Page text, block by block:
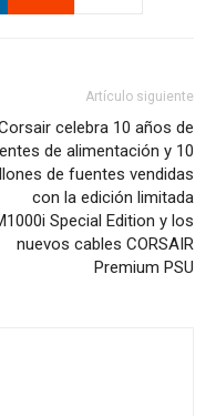
Artículo siguiente
celebra 10 años de
de alimentación y 10
de fuentes vendidas
con la edición limitada
Special Edition y los
nuevos cables CORSAIR
Premium PSU